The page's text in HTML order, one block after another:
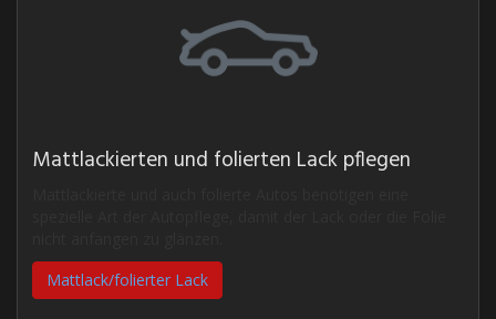
Mattlackierten und folierten Lack pflegen
Mattlack/folierter Lack